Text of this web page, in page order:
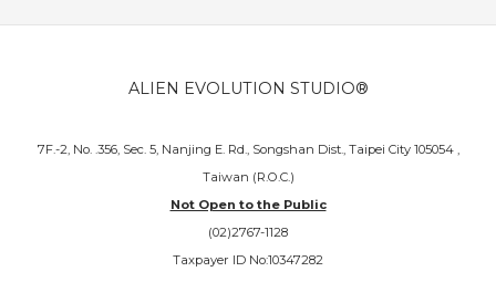
ALIEN EVOLUTION STUDIO®
7F.-2, No. .356, Sec. 5, Nanjing E. Rd., Songshan Dist., Taipei City 105054 ,
Taiwan (R.O.C.)
Not Open to the Public
(02)2767-1128
Taxpayer ID No:10347282